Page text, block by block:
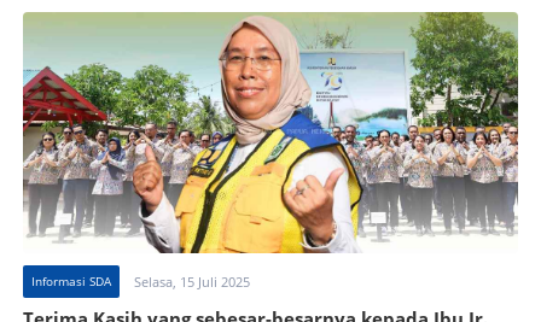
Informasi SDA Selasa, 15 Juli 2025